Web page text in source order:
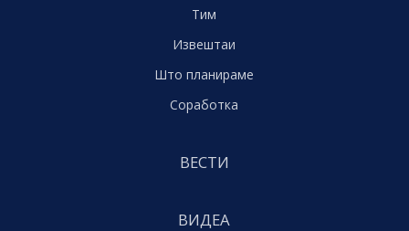
Тим
Извештаи
Што планираме
Соработка
ВЕСТИ
ВИДЕА